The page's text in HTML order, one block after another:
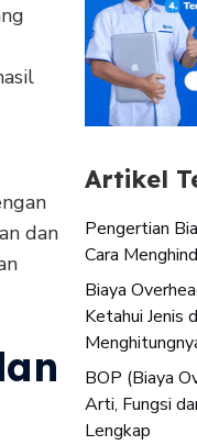
dan
Artikel
Pengertian
Cara
Biaya
Ketahui Jenis
BOP (Biaya
Arti, Fungsi
Lengkap